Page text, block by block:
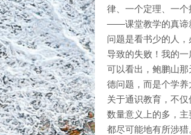
律、一个定理、一
——课堂教学的真谛
问题是看书少的人
导致的失败！我的一
可以看出，鲍鹏山
德问题，而是个学养
关于通识教育，不
数量意义上的多，
都尽可能地有所涉猎